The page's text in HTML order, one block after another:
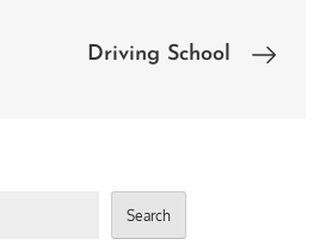
Driving School
Search